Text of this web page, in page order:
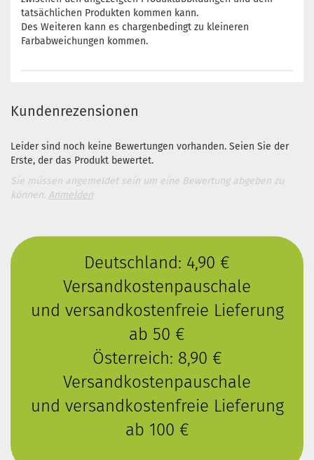
tatsächlichen Produkten kommen kann.
Des Weiteren kann es chargenbedingt zu kleineren
Farbabweichungen kommen.
Kundenrezensionen
Leider sind noch keine Bewertungen vorhanden. Seien Sie der
Erste, der das Produkt bewertet.
Sie müssen angemeldet sein um eine Bewertung abgeben zu
können. Anmelden
Deutschland: 4,90 €
Versandkostenpauschale
und versandkostenfreie Lieferung
ab 50 €
Österreich: 8,90 €
Versandkostenpauschale
und versandkostenfreie Lieferung
ab 100 €